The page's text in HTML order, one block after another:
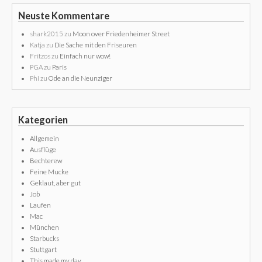
Neuste Kommentare
shark2015 zu Moon over Friedenheimer Street
Katja zu Die Sache mit den Friseuren
Fritzoszu Einfach nur wow!
PGAzu Paris
Phi zu Ode an die Neunziger
Kategorien
Allgemein
Ausflüge
Bechterew
Feine Mucke
Geklaut, aber gut
Job
Laufen
Mac
München
Starbucks
Stuttgart